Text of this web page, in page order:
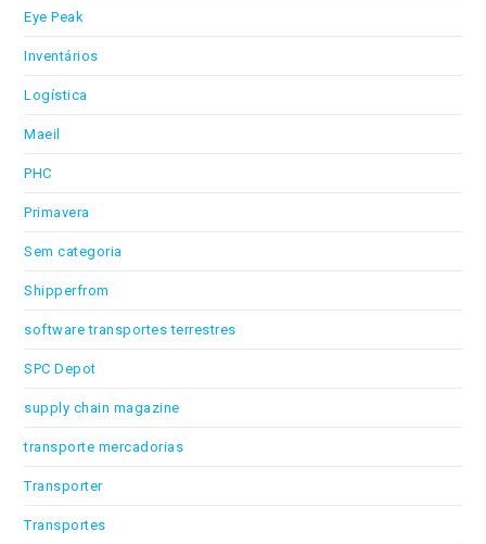
Eye Peak
Inventários
Logística
Maeil
PHC
Primavera
Sem categoria
Shipperfrom
software transportes terrestres
SPC Depot
supply chain magazine
transporte mercadorias
Transporter
Transportes